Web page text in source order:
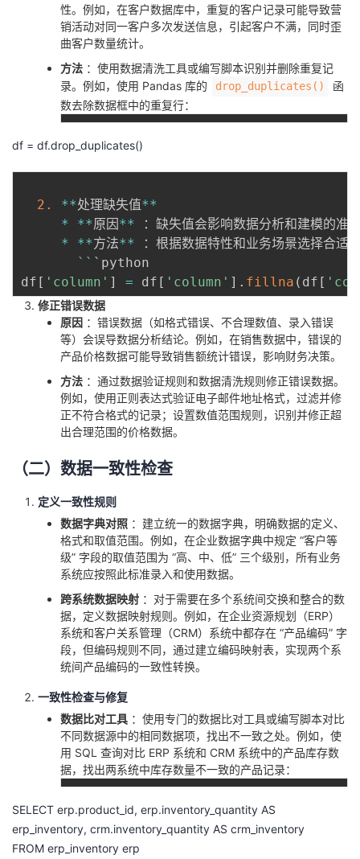
性。例如，在客户数据库中，重复的客户记录可能导致营
销活动对同一客户多次发送信息，引起客户不满，同时歪
曲客户数量统计。
方法 ：使用数据清洗工具或编写脚本识别并删除重复记
录。例如，使用 Pandas 库的
drop_duplicates()
函
数去除数据框中的重复行：
df = df.drop_duplicates()
2. **处理缺失值**
*
**原因**
：缺失值会影响数据分析和建模的准
*
**方法**
：根据数据特性和业务场景选择合适
` ` `python
df [ 'column' ] = df [ 'column' ] . fillna ( df [
修正错误数据
原因 ：错误数据（如格式错误、不合理数值、录入错误
等）会误导数据分析结论。例如，在销售数据中，错误的
产品价格数据可能导致销售额统计错误，影响财务决策。
方法 ：通过数据验证规则和数据清洗规则修正错误数据。
例如，使用正则表达式验证电子邮件地址格式，过滤并修
正不符合格式的记录；设置数值范围规则，识别并修正超
出合理范围的价格数据。
（二）数据一致性检查
定义一致性规则
数据字典对照 ：建立统一的数据字典，明确数据的定义、
格式和取值范围。例如，在企业数据字典中规定 “客户等
级” 字段的取值范围为 “高、中、低” 三个级别，所有业务
系统应按照此标准录入和使用数据。
跨系统数据映射 ：对于需要在多个系统间交换和整合的数
据，定义数据映射规则。例如，在企业资源规划（ERP）
系统和客户关系管理（CRM）系统中都存在 “产品编码” 字
段，但编码规则不同，通过建立编码映射表，实现两个系
统间产品编码的一致性转换。
一致性检查与修复
数据比对工具 ：使用专门的数据比对工具或编写脚本对比
不同数据源中的相同数据项，找出不一致之处。例如，使
用 SQL 查询对比 ERP 系统和 CRM 系统中的产品库存数
据，找出两系统中库存数量不一致的产品记录：
SELECT erp.product_id, erp.inventory_quantity AS
erp_inventory, crm.inventory_quantity AS crm_inventory
FROM erp_inventory erp